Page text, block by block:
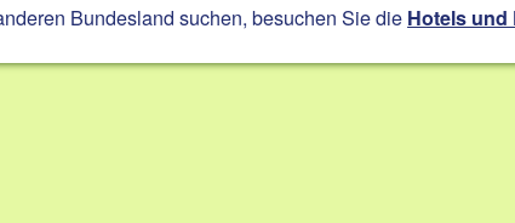
Bundesland suchen, besuchen Sie die Hotels und